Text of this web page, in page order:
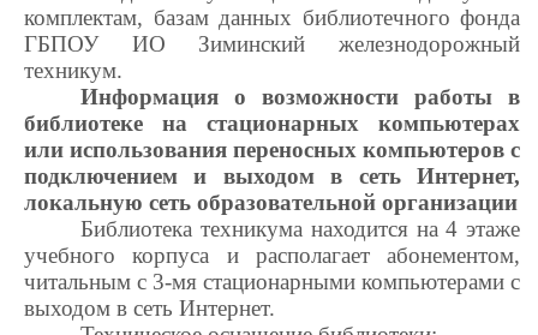
комплектам, базам данных библиотечного фонда
ГБПОУ ИО Зиминский железнодорожный
техникум.
Информация о возможности работы в
библиотеке на стационарных компьютерах
или использования переносных компьютеров с
подключением и выходом в сеть Интернет,
локальную сеть образовательной организации
Библиотека техникума находится на 4 этаже
учебного корпуса и располагает абонементом,
читальным с 3-мя стационарными компьютерами с
выходом в сеть Интернет.